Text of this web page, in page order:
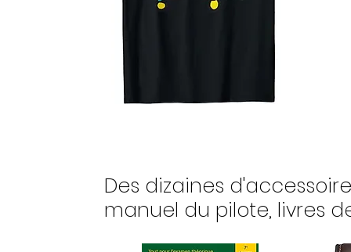
Des dizaines
manuel du pilote, livres